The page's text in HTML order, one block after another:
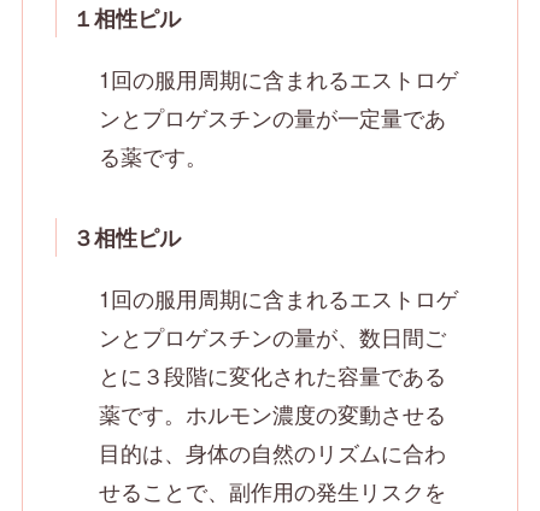
１相性ピル
1回の服用周期に含まれるエストロゲ
ンとプロゲスチンの量が一定量であ
る薬です。
３相性ピル
1回の服用周期に含まれるエストロゲ
ンとプロゲスチンの量が、数日間ご
とに３段階に変化された容量である
薬です。ホルモン濃度の変動させる
目的は、身体の自然のリズムに合わ
せることで、副作用の発生リスクを